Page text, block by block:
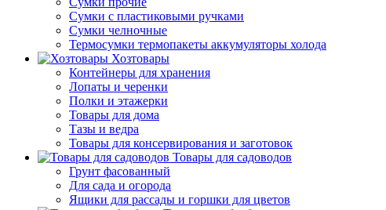
Сумки с пластиковыми ручками
Сумки челночные
Термосумки термопакеты аккумуляторы холода
Хозтовары
Контейнеры для хранения
Лопаты и черенки
Полки и этажерки
Товары для дома
Тазы и ведра
Товары для консервирования и заготовок
Товары для садоводов
Грунт фасованный
Для сада и огорода
Ящики для рассады и горшки для цветов